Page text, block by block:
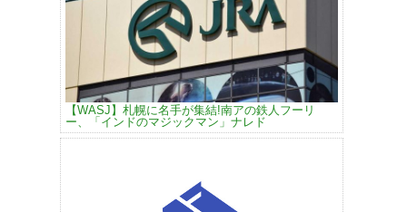
【WASJ】札幌に名手が集結!南アの鉄人フーリ
ー、「インドのマジックマン」ナレド